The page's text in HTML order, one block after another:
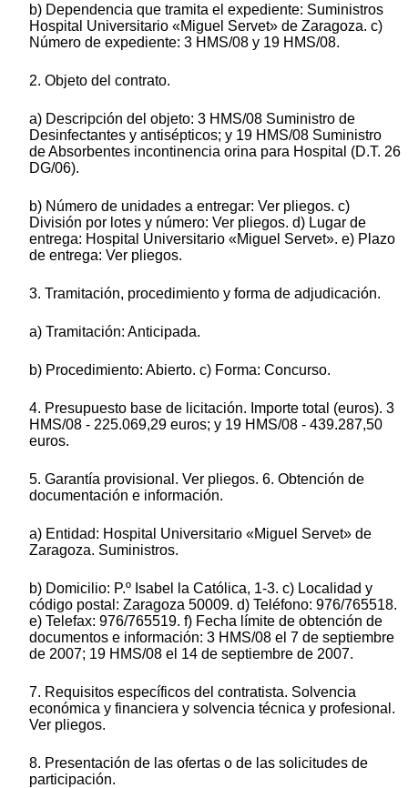
b) Dependencia que tramita el expediente: Suministros
Hospital Universitario «Miguel Servet» de Zaragoza. c)
Número de expediente: 3 HMS/08 y 19 HMS/08.
2. Objeto del contrato.
a) Descripción del objeto: 3 HMS/08 Suministro de
Desinfectantes y antisépticos; y 19 HMS/08 Suministro
de Absorbentes incontinencia orina para Hospital (D.T. 26
DG/06).
b) Número de unidades a entregar: Ver pliegos. c)
División por lotes y número: Ver pliegos. d) Lugar de
entrega: Hospital Universitario «Miguel Servet». e) Plazo
de entrega: Ver pliegos.
3. Tramitación, procedimiento y forma de adjudicación.
a) Tramitación: Anticipada.
b) Procedimiento: Abierto. c) Forma: Concurso.
4. Presupuesto base de licitación. Importe total (euros). 3
HMS/08 - 225.069,29 euros; y 19 HMS/08 - 439.287,50
euros.
5. Garantía provisional. Ver pliegos. 6. Obtención de
documentación e información.
a) Entidad: Hospital Universitario «Miguel Servet» de
Zaragoza. Suministros.
b) Domicilio: P.º Isabel la Católica, 1-3. c) Localidad y
código postal: Zaragoza 50009. d) Teléfono: 976/765518.
e) Telefax: 976/765519. f) Fecha límite de obtención de
documentos e información: 3 HMS/08 el 7 de septiembre
de 2007; 19 HMS/08 el 14 de septiembre de 2007.
7. Requisitos específicos del contratista. Solvencia
económica y financiera y solvencia técnica y profesional.
Ver pliegos.
8. Presentación de las ofertas o de las solicitudes de
participación.